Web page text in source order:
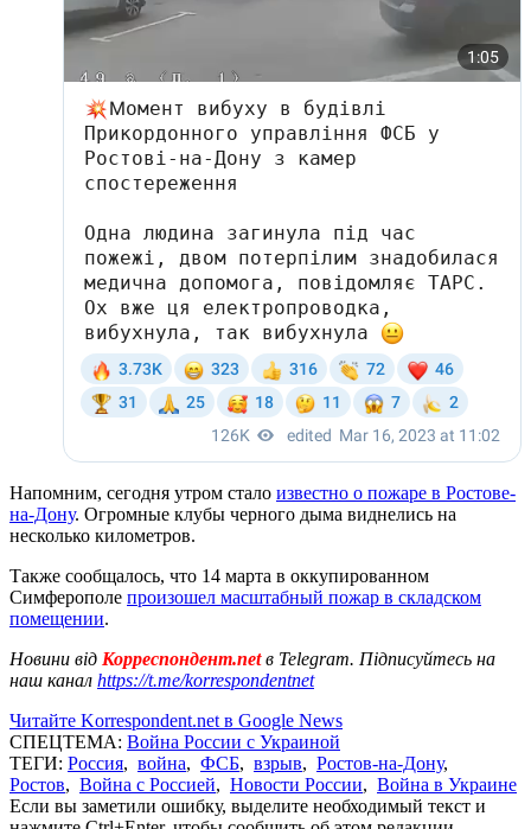
Напомним, сегодня утром стало известно о пожаре в Ростове-
на-Дону. Огромные клубы черного дыма виднелись на
несколько километров.
Также сообщалось, что 14 марта в оккупированном
Симферополе произошел масштабный пожар в складском
помещении.
Новини від Корреспондент.netв Telegram. Підписуйтесь на
наш канал https://t.me/korrespondentnet
Читайте Korrespondent.net в Google News
СПЕЦТЕМА: Война России с Украиной
ТЕГИ: Россия, война, ФСБ, взрыв, Ростов-на-Дону,
Ростов, Война с Россией, Новости России, Война в Украине
Если вы заметили ошибку, выделите необходимый текст и